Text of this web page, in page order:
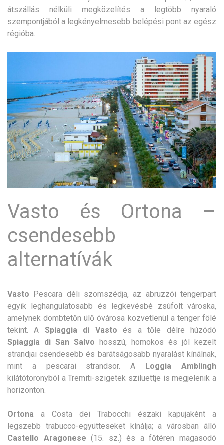
átszállás nélküli megközelítés a legtöbb nyaraló
szempontjából a legkényelmesebb belépési pont az egész
régióba.
Vasto és Ortona –
csendesebb
alternatívák
Vasto Pescara déli szomszédja, az abruzzói tengerpart
egyik leghangulatosabb és legkevésbé zsúfolt városka,
amelynek dombtetőn ülő óvárosa közvetlenül a tenger fölé
tekint. A Spiaggia di Vasto és a tőle délre húzódó
Spiaggia di San Salvo hosszú, homokos és jól kezelt
strandjai csendesebb és barátságosabb nyaralást kínálnak,
mint a pescarai strandsor. A Loggia Amblingh
kilátótoronyból a Tremiti-szigetek sziluettje is megjelenik a
horizonton.
Ortona a Costa dei Trabocchi északi kapujaként a
legszebb trabucco-együtteseket kínálja; a városban álló
Castello Aragonese (15. sz.) és a főtéren magasodó